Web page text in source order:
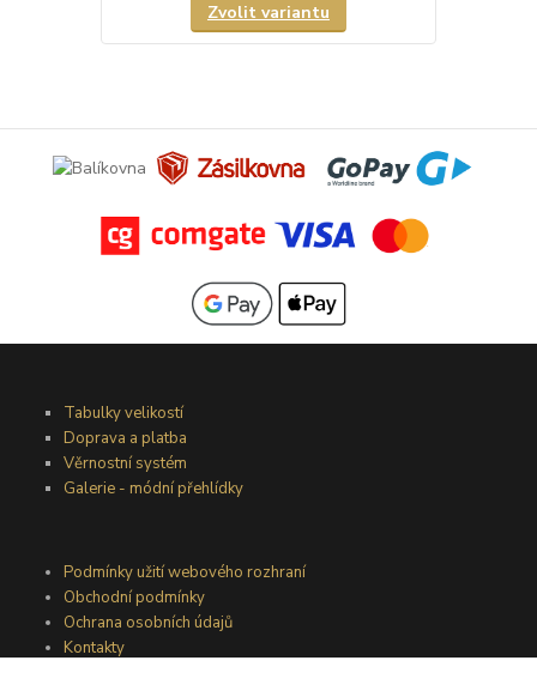
Zvolit variantu
Tabulky velikostí
Doprava a platba
Věrnostní systém
Galerie - módní přehlídky
Podmínky užití webového rozhraní
Obchodní podmínky
Ochrana osobních údajů
Kontakty